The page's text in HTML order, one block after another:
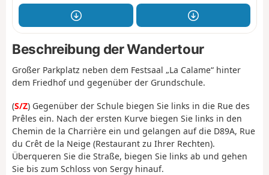
Beschreibung der Wandertour
Großer Parkplatz neben dem Festsaal „La Calame“ hinter
dem Friedhof und gegenüber der Grundschule.
(S/Z) Gegenüber der Schule biegen Sie links in die Rue des
Prêles ein. Nach der ersten Kurve biegen Sie links in den
Chemin de la Charrière ein und gelangen auf die D89A, Rue
du Crêt de la Neige (Restaurant zu Ihrer Rechten).
Überqueren Sie die Straße, biegen Sie links ab und gehen
Sie bis zum Schloss von Sergy hinauf.